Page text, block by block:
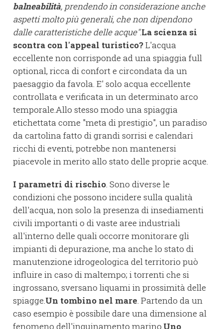
balneabilità, prendendo in considerazione anche
aspetti molto più generali, che non dipendono
dalle caratteristiche delle acque".La scienza si
scontra con l'appeal turistico?L'acqua
eccellente non corrisponde ad una spiaggia full
optional, ricca di confort e circondata da un
paesaggio da favola. E' solo acqua eccellente
controllata e verificata in un determinato arco
temporale.Allo stesso modo una spiaggia
etichettata come "meta di prestigio", un paradiso
da cartolina fatto di grandi sorrisi e calendari
ricchi di eventi, potrebbe non mantenersi
piacevole in merito allo stato delle proprie acque.
I parametri di rischio. Sono diverse le
condizioni che possono incidere sulla qualità
dell'acqua, non solo la presenza di insediamenti
civili importanti o di vaste aree industriali
all'interno delle quali occorre monitorare gli
impianti di depurazione, ma anche lo stato di
manutenzione idrogeologica del territorio può
influire in caso di maltempo; i torrenti che si
ingrossano, sversano liquami in prossimità delle
spiagge.Un tombino nel mare. Partendo da un
caso esempio è possibile dare una dimensione al
fenomeno dell'inquinamento marino. Uno